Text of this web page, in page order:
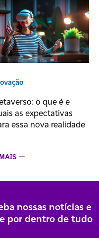
o que é e
as expectativas
essa nova realidade
nossas notícias e
por dentro de tudo